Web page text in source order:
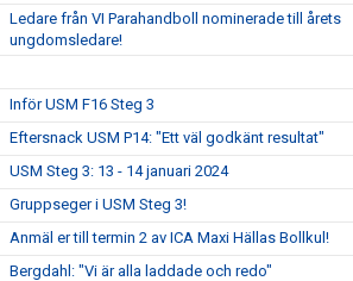
Ledare från VI Parahandboll nominerade till årets
ungdomsledare!
Inför USM F16 Steg 3
Eftersnack USM P14: "Ett väl godkänt resultat"
USM Steg 3: 13 - 14 januari 2024
Gruppseger i USM Steg 3!
Anmäl er till termin 2 av ICA Maxi Hällas Bollkul!
Bergdahl: "Vi är alla laddade och redo"